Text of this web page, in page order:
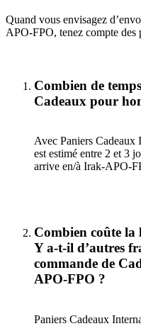
Quand vous envisagez
APO-FPO, tenez compte des
Combien de
Cadeaux pour
Avec Paniers Cadeaux
est estimé entre 2 et 3
arrive en/à Irak-APO-
Combien coûte
Y a-t-il d’autres
commande de
APO-FPO ?
Paniers Cadeaux